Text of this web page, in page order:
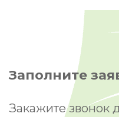
Заполните
Закажите звонок